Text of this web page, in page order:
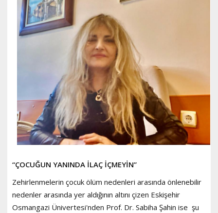
“ÇOCUĞUN YANINDA İLAÇ İÇMEYİN”
Zehirlenmelerin çocuk ölüm nedenleri arasında önlenebilir
nedenler arasında yer aldığının altını çizen Eskişehir
Osmangazi Ünivertesi'nden Prof. Dr. Sabiha Şahin ise şu